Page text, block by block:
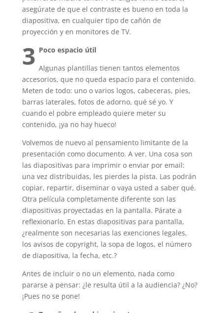
asegúrate de que el contraste es bueno en toda la
diapositiva, en cualquier tipo de cañón de
proyección y en monitores de TV.
3 Poco espacio útil
Algunas plantillas tienen tantos elementos
accesorios, que no queda espacio para el contenido.
Meten de todo: uno o varios logos, cabeceras, pies,
barras laterales, fotos de adorno, qué sé yo. Y
cuando el pobre empleado quiere meter su
contenido, ¡ya no hay hueco!
Volvemos de nuevo al pensamiento limitante de la
presentación como documento. A ver. Una cosa son
las diapositivas para imprimir o enviar por email:
una vez distribuidas, les pierdes la pista. Las podrán
copiar, repartir, diseminar o vaya usted a saber qué.
Otra película completamente diferente son las
diapositivas proyectadas en la pantalla. Párate a
reflexionarlo. En estas diapositivas para pantalla,
¿realmente son necesarias las exenciones legales,
los avisos de copyright, la sopa de logos, el número
de diapositiva, la fecha, etc.?
Antes de incluir o no un elemento, nada como
pararse a pensar: ¿le resulta útil a la audiencia? ¿No?
¡Pues no se pone!